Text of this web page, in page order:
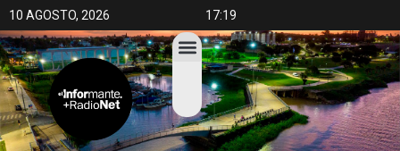
10 AGOSTO, 2026 17:19